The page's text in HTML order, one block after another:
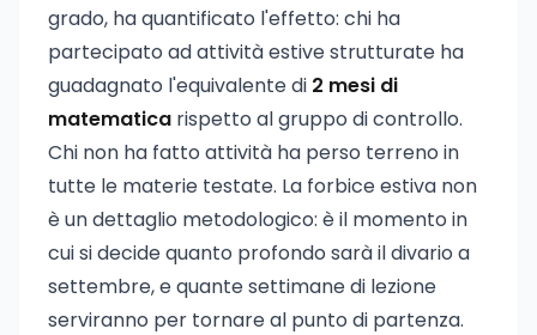
grado, ha quantificato l'effetto: chi ha
partecipato ad attività estive strutturate ha
guadagnato l'equivalente di 2 mesi di
matematica rispetto al gruppo di controllo.
Chi non ha fatto attività ha perso terreno in
tutte le materie testate. La forbice estiva non
è un dettaglio metodologico: è il momento in
cui si decide quanto profondo sarà il divario a
settembre, e quante settimane di lezione
serviranno per tornare al punto di partenza.